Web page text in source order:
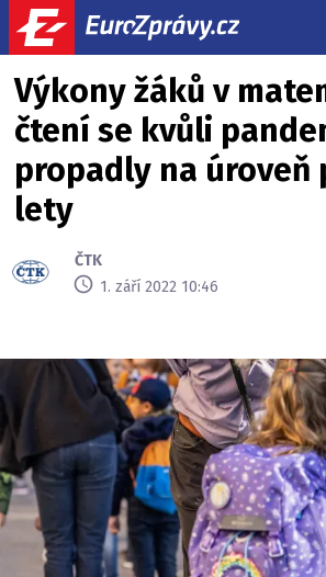
Výkony žáků v
čtení se kvůli
propadly na úroveň
lety
ČTK
1. září 2022 10:46